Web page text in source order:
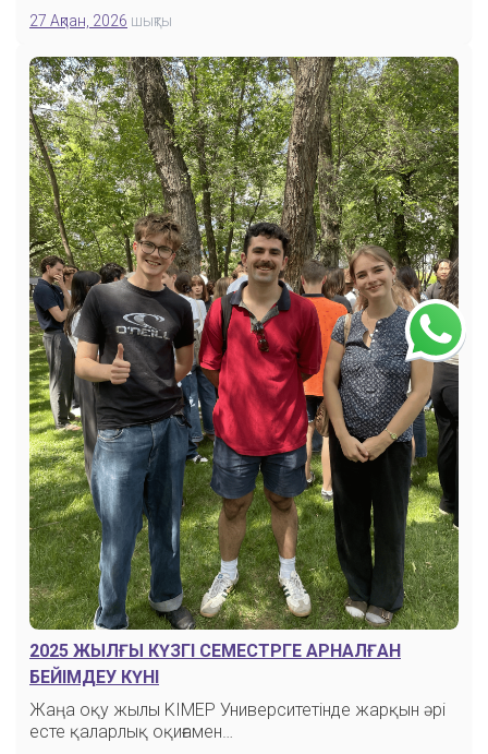
27 Ақпан, 2026 шықты
2025 ЖЫЛҒЫ КҮЗГІ СЕМЕСТРГЕ АРНАЛҒАН
БЕЙІМДЕУ КҮНІ
Жаңа оқу жылы KIMEP Университетінде жарқын әрі
есте қаларлық оқиғамен…